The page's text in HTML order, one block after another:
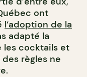
ont
l’adoption de la
adapté la
les cocktails et
règles ne